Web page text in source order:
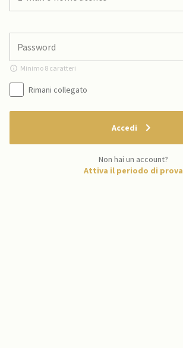
Minimo 8 caratteri
Rimani collegato
Accedi
Non hai un account?
Attiva il periodo di prova